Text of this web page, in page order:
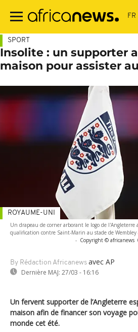
contenu
SPORT
Insolite : un supporter
maison pour assister
Un drapeau de corner arborant le logo de l'Angleterre
qualification contre Saint-Marin au stade de Wembley
- Copyright © africanews
By Rédaction Africanews avec AP
Dernière MAJ: 27/03 - 16:16
ROYAUME-UNI
Un fervent supporter de l’Angleterre
maison afin de financer son voyage
monde cet été.